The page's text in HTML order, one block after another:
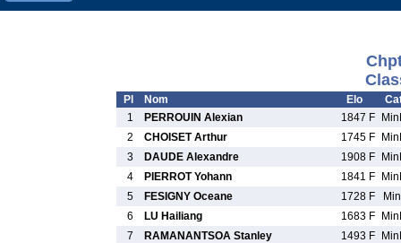
Pl Nom Elo
1
PERROUIN Alexian 1847 F
2
CHOISET Arthur 1745 F
3
DAUDE Alexandre 1908 F
4
PIERROT Yohann 1841 F
5
FESIGNY Oceane 1728 F
6
LU Hailiang 1683 F
7
RAMANANTSOA Stanley 1493 F